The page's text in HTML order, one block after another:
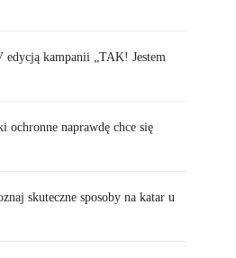
edycją kampanii „TAK! Jestem
ochronne naprawdę chce się
skuteczne sposoby na katar u